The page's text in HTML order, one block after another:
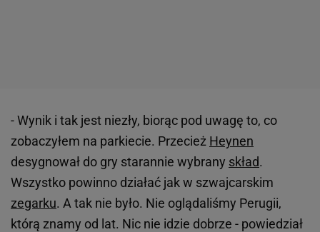
- Wynik i tak jest niezły, biorąc pod uwagę to, co
zobaczyłem na parkiecie. Przecież Heynen
desygnował do gry starannie wybrany skład.
Wszystko powinno działać jak w szwajcarskim
zegarku. A tak nie było. Nie oglądaliśmy Perugii,
którą znamy od lat. Nic nie idzie dobrze - powiedział